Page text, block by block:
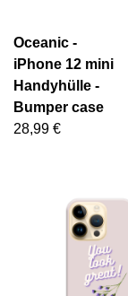
Oceanic -
iPhone 12 mini
Handyhülle -
Bumper case
28,99 €